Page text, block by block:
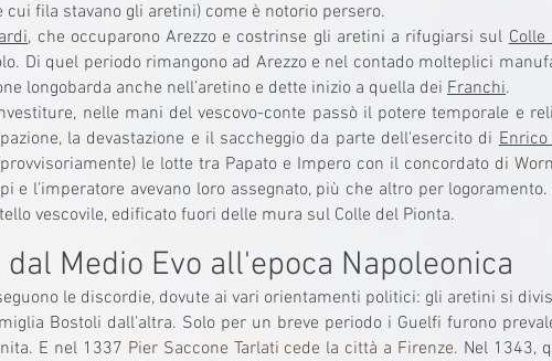
cui fila stavano gli aretini) come è notorio persero.
, che occuparono Arezzo e costrinse gli aretini a rifugiarsi sulColle
Di quel periodo rimangono ad Arezzo e nel contado molteplici
longobarda anche nell’aretino e dette inizio a quella dei Franchi.
nelle mani del vescovo-conte passò il potere temporale e
la devastazione e il saccheggio da parte dell'esercito diEnrico
le lotte tra Papato e Impero con il concordato di
e l'imperatore avevano loro assegnato, più che altro per
vescovile, edificato fuori delle mura sul Colle del Pionta.
dal Medio Evo all'epoca Napoleonica
le discordie, dovute ai vari orientamenti politici: gli aretini si
Bostoli dall’altra. Solo per un breve periodo i Guelfi furono
E nel 1337 Pier Saccone Tarlati cede la città a Firenze. Nel 1343,